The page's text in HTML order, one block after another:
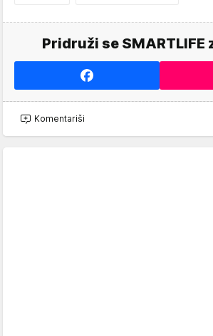
Pridruži se SMARTLIFE
Komentariši